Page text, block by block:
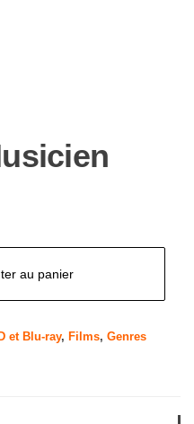
au panier
et Blu-ray, Films, Genres